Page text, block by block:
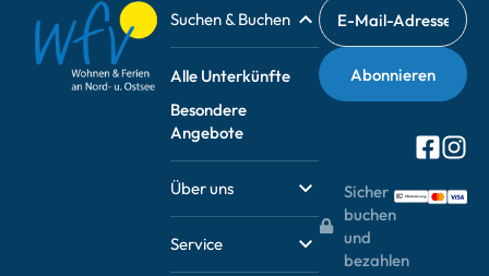
Suchen & Buchen
Alle Unterkünfte
Besondere
Angebote
Über uns
Service
Sicher
buchen
und
bezahlen